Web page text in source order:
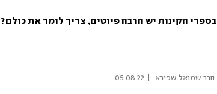
בספרי הקינות יש הרבה פיוטים, צריך לומר את כולם?
הרב שמואל שפירא 05.08.22